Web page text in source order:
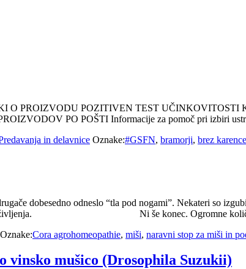
O PROIZVODU POZITIVEN TEST
PO POŠTI Informacije za pomoč pri izbiri
in delavnice Oznake:#GSFN, bramorji, brez karence
dobesedno odneslo “tla pod nogami”. Nekateri so
izgubili življenja. Ni še konec. Ogromne količine
Oznake:Cora agrohomeopathie, miši, naravni stop za miši in
vinsko mušico (Drosophila Suzukii)